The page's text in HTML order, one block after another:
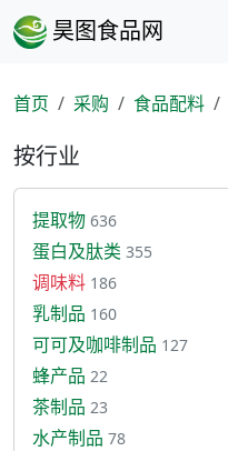
昊图食品网
首页 采购 食品配料
按行业
提取物 636
蛋白及肽类 355
调味料 186
乳制品 160
可可及咖啡制品 127
蜂产品 22
茶制品 23
水产制品 78